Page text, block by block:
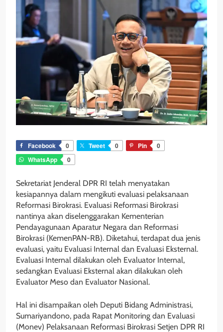
Facebook 0 Tweet 0 Pin
0
WhatsApp
0
Sekretariat Jenderal DPR RI telah menyatakan
kesiapannya dalam mengikuti evaluasi pelaksanaan
Reformasi Birokrasi. Evaluasi Reformasi Birokrasi
nantinya akan diselenggarakan Kementerian
Pendayagunaan Aparatur Negara dan Reformasi
Birokrasi (KemenPAN-RB). Diketahui, terdapat dua jenis
evaluasi, yaitu Evaluasi Internal dan Evaluasi Eksternal.
Evaluasi Internal dilakukan oleh Evaluator Internal,
sedangkan Evaluasi Eksternal akan dilakukan oleh
Evaluator Meso dan Evaluator Nasional.
Hal ini disampaikan oleh Deputi Bidang Administrasi,
Sumariyandono, pada Rapat Monitoring dan Evaluasi
(Monev) Pelaksanaan Reformasi Birokrasi Setjen DPR RI